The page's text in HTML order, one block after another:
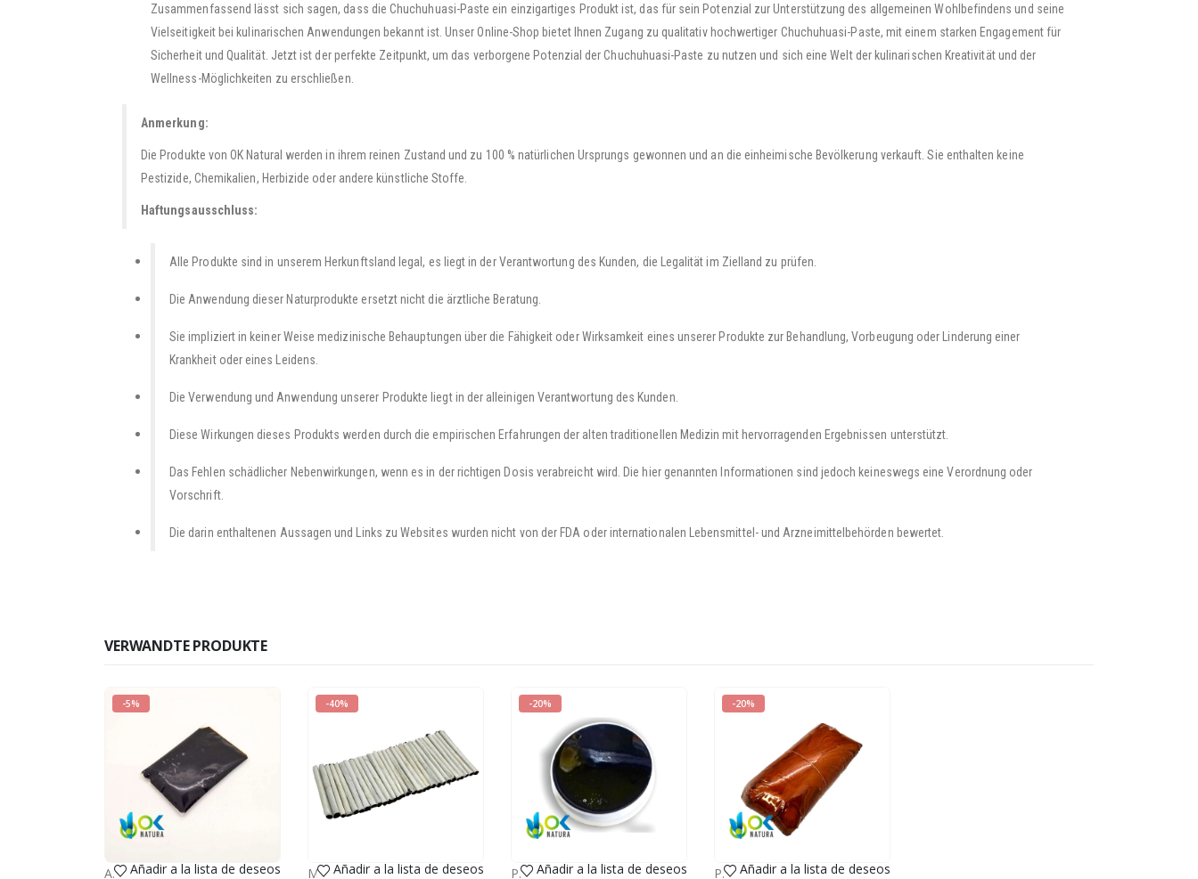
Zusammenfassend lässt sich sagen, dass die Chuchuhuasi-Paste ein einzigartiges Produkt ist, das für sein Potenzial zur Unterstützung des allgemeinen Wohlbefindens und seine
Vielseitigkeit bei kulinarischen Anwendungen bekannt ist. Unser Online-Shop bietet Ihnen Zugang zu qualitativ hochwertiger Chuchuhuasi-Paste, mit einem starken Engagement für
Sicherheit und Qualität. Jetzt ist der perfekte Zeitpunkt, um das verborgene Potenzial der Chuchuhuasi-Paste zu nutzen und sich eine Welt der kulinarischen Kreativität und der
Wellness-Möglichkeiten zu erschließen.
Anmerkung:
Die Produkte von OK Natural werden in ihrem reinen Zustand und zu 100 % natürlichen Ursprungs gewonnen und an die einheimische Bevölkerung verkauft. Sie enthalten keine
Pestizide, Chemikalien, Herbizide oder andere künstliche Stoffe.
Haftungsausschluss:
Alle Produkte sind in unserem Herkunftsland legal, es liegt in der Verantwortung des Kunden, die Legalität im Zielland zu prüfen.
Die Anwendung dieser Naturprodukte ersetzt nicht die ärztliche Beratung.
Sie impliziert in keiner Weise medizinische Behauptungen über die Fähigkeit oder Wirksamkeit eines unserer Produkte zur Behandlung, Vorbeugung oder Linderung einer
Krankheit oder eines Leidens.
Die Verwendung und Anwendung unserer Produkte liegt in der alleinigen Verantwortung des Kunden.
Diese Wirkungen dieses Produkts werden durch die empirischen Erfahrungen der alten traditionellen Medizin mit hervorragenden Ergebnissen unterstützt.
Das Fehlen schädlicher Nebenwirkungen, wenn es in der richtigen Dosis verabreicht wird. Die hier genannten Informationen sind jedoch keineswegs eine Verordnung oder
Vorschrift.
Die darin enthaltenen Aussagen und Links zu Websites wurden nicht von der FDA oder internationalen Lebensmittel- und Arzneimittelbehörden bewertet.
VERWANDTE PRODUKTE
-5%
Añadir a la lista de deseos
AYAHUASCA ,PASTE EXTRACT VERKAUF (Nationale Mail)
-40%
Añadir a la lista de deseos
MAPACHO ,VERKAUF (Nationale Mail)
-20%
Añadir a la lista de deseos
PASTE EXTRACT ,VERKAUF (Nationale Mail)
-20%
Añadir a la lista de deseos
PASTE EXTRACT ,VERKAUF (Nationale Mail)